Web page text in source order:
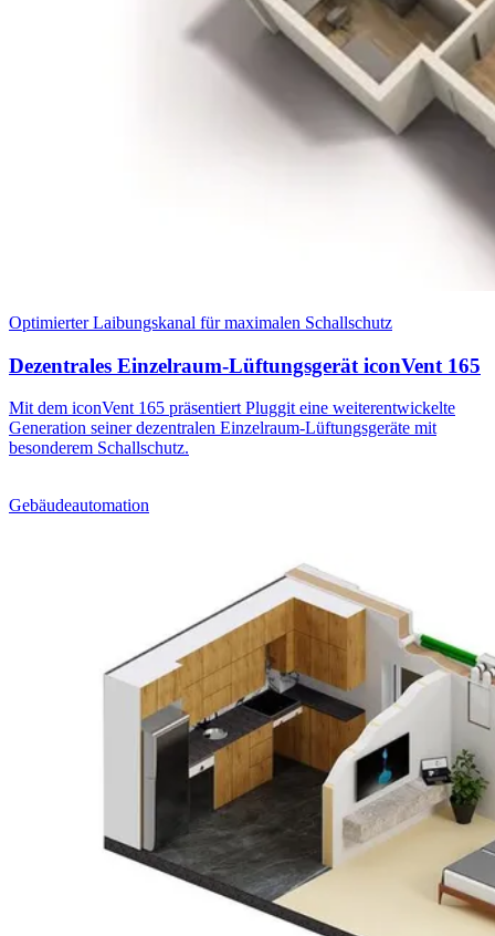
Optimierter Laibungskanal für maximalen Schallschutz
Dezentrales Einzelraum-Lüftungsgerät iconVent 165
Mit dem iconVent 165 präsentiert Pluggit eine weiterentwickelte
Generation seiner dezentralen Einzelraum-Lüftungsgeräte mit
besonderem Schallschutz.
Gebäudeautomation